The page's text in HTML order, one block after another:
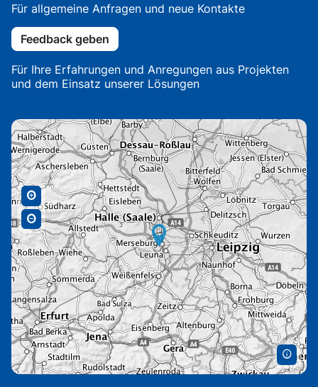
Für allgemeine Anfragen und neue Kontakte
Feedback geben
Für Ihre Erfahrungen und Anregungen aus Projekten
und dem Einsatz unserer Lösungen